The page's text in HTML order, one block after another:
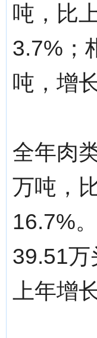
吨，比
3.7%；
吨，增
全年肉
万吨，
16.7%
39.51万
上年增